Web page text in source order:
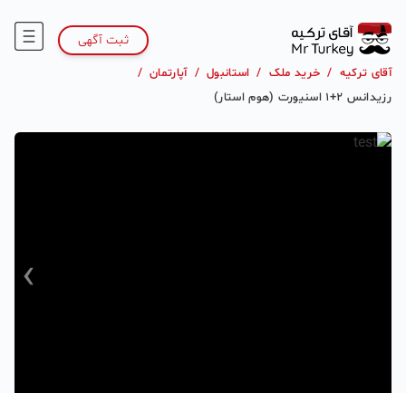
ثبت آگهی
آقای ترکیه / خرید ملک / استانبول / آپارتمان /
رزیدانس 2+1 اسنیورت (هوم استار)
›